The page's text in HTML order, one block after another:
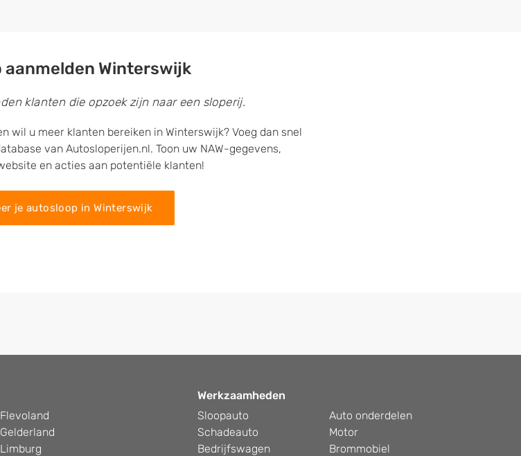
aanmelden Winterswijk
klanten die opzoek zijn naar een sloperij.
wil u meer klanten bereiken in Winterswijk? Voeg dan snel
van Autosloperijen.nl. Toon uw NAW-gegevens,
en acties aan potentiële klanten!
je autosloop in Winterswijk
Flevoland
Gelderland
Limburg
Werkzaamheden
Sloopauto
Auto onderdelen
Schadeauto
Motor
Bedrijfswagen
Brommobiel